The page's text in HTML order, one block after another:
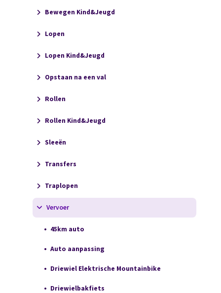
Bewegen Kind&Jeugd
Lopen
Lopen Kind&Jeugd
Opstaan na een val
Rollen
Rollen Kind&Jeugd
Sleeën
Transfers
Traplopen
Vervoer
45km auto
Auto aanpassing
Driewiel Elektrische Mountainbike
Driewielbakfiets